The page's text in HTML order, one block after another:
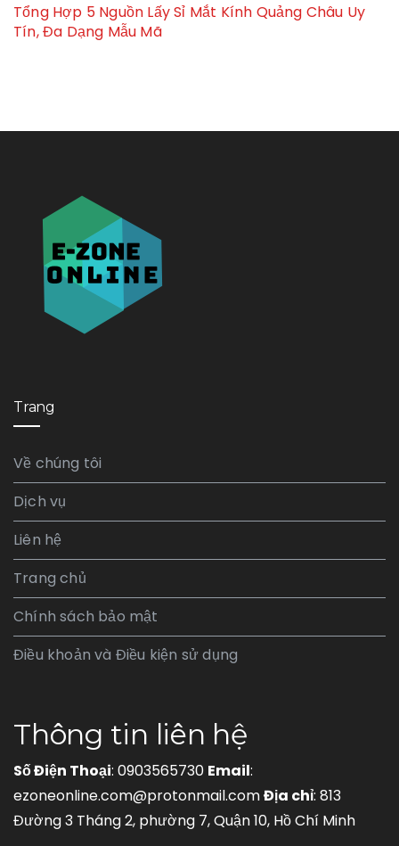
Tổng Hợp 5 Nguồn Lấy Sỉ Mắt Kính Quảng Châu Uy
Tín, Đa Dạng Mẫu Mã
Trang
Về chúng tôi
Dịch vụ
Liên hệ
Trang chủ
Chính sách bảo mật
Điều khoản và Điều kiện sử dụng
Thông tin liên hệ
Số Điện Thoại: 0903565730 Email:
ezoneonline.com@protonmail.comĐịa chỉ: 813
Đường 3 Tháng 2, phường 7, Quận 10, Hồ Chí Minh